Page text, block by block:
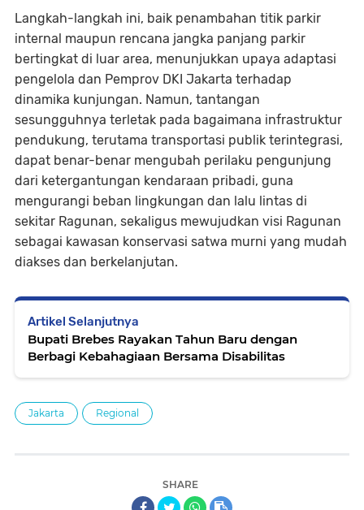
Langkah-langkah ini, baik penambahan titik parkir
internal maupun rencana jangka panjang parkir
bertingkat di luar area, menunjukkan upaya adaptasi
pengelola dan Pemprov DKI Jakarta terhadap
dinamika kunjungan. Namun, tantangan
sesungguhnya terletak pada bagaimana infrastruktur
pendukung, terutama transportasi publik terintegrasi,
dapat benar-benar mengubah perilaku pengunjung
dari ketergantungan kendaraan pribadi, guna
mengurangi beban lingkungan dan lalu lintas di
sekitar Ragunan, sekaligus mewujudkan visi Ragunan
sebagai kawasan konservasi satwa murni yang mudah
diakses dan berkelanjutan.
Artikel Selanjutnya
Bupati Brebes Rayakan Tahun Baru dengan
Berbagi Kebahagiaan Bersama Disabilitas
Jakarta Regional
SHARE